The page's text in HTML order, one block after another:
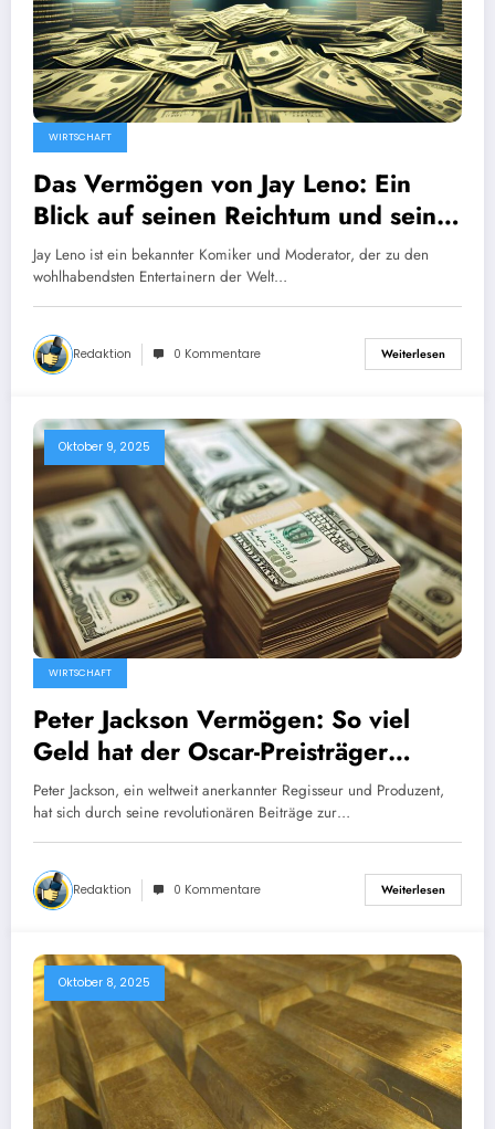
WIRTSCHAFT
Das Vermögen von Jay Leno: Ein
Blick auf seinen Reichtum und seine
Erfolge 2024
Jay Leno ist ein bekannter Komiker und Moderator, der zu den
wohlhabendsten Entertainern der Welt…
Redaktion 0 Kommentare Weiterlesen
Oktober 9, 2025
WIRTSCHAFT
Peter Jackson Vermögen: So viel
Geld hat der Oscar-Preisträger
wirklich!
Peter Jackson, ein weltweit anerkannter Regisseur und Produzent,
hat sich durch seine revolutionären Beiträge zur…
Redaktion 0 Kommentare Weiterlesen
Oktober 8, 2025